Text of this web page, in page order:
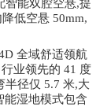
智能双腔空悬,提
低空悬 50mm,
全域舒适领航
业领先的 41 度
半径仅 5.7 米,大
能湿地模式包含